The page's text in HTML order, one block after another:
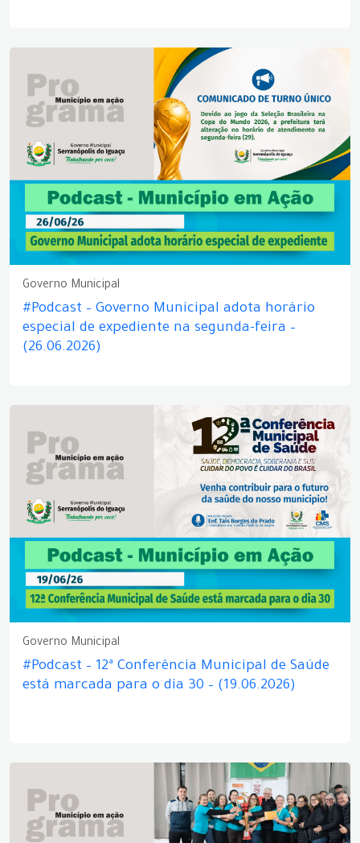
Governo Municipal
#Podcast – Governo Municipal adota horário
especial de expediente na segunda-feira –
(26.06.2026)
Governo Municipal
#Podcast – 12ª Conferência Municipal de Saúde
está marcada para o dia 30 – (19.06.2026)